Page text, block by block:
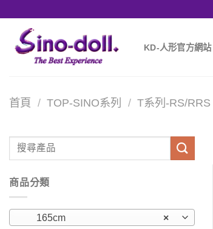
KD-人形官方網站
首頁 / TOP-SINO系列 / T系列-RS/RRS
商品分類
×
165cm